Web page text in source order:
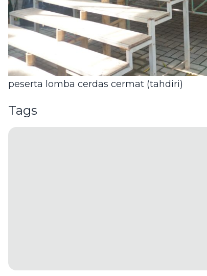
peserta lomba cerdas cermat (tahdiri)
Tags